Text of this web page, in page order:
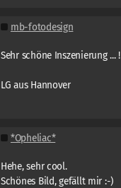
mb-fotodesign
Sehr schöne Inszenierung ... !
LG aus Hannover
*Opheliac*
Hehe, sehr cool.
Schönes Bild, gefällt mir :-)